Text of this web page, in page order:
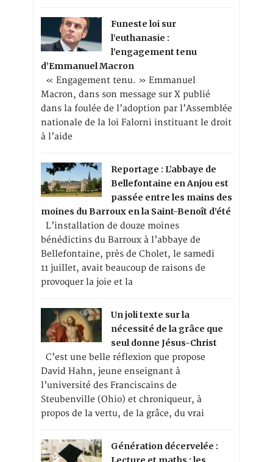
Funeste loi sur
l’euthanasie :
l’engagement tenu
d’Emmanuel Macron
« Engagement tenu. » Emmanuel
Macron, dans son message sur X publié
dans la foulée de l’adoption par l’Assemblée
nationale de la loi Falorni instituant le droit
à l’aide
Reportage : L’abbaye de
Bellefontaine en Anjou est
passée entre les mains des
moines du Barroux en la Saint-Benoît d’été
L’installation de douze moines
bénédictins du Barroux à l’abbaye de
Bellefontaine, près de Cholet, le samedi
11 juillet, avait beaucoup de raisons de
provoquer la joie et la
Un joli texte sur la
nécessité de la grâce que
seul donne Jésus-Christ
C’est une belle réflexion que propose
David Hahn, jeune enseignant à
l’université des Franciscains de
Steubenville (Ohio) et chroniqueur, à
propos de la vertu, de la grâce, du vrai
Génération décervelée :